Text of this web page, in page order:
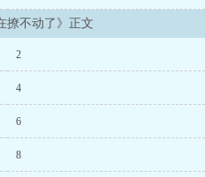
撩不动了》正文
2
4
6
8